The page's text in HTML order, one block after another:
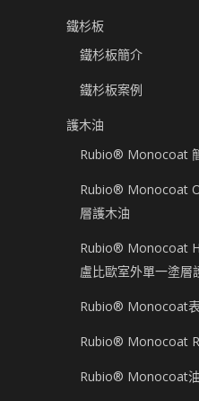
鐵杉板
鐵杉板簡介
鐵杉板案例
護木油
Rubio® Monocoat
Rubio® Monocoat
層護木油
Rubio® Monocoat
盧比歐室外單一塗層
Rubio® Monocoat
Rubio® Monocoat
Rubio® Monocoat